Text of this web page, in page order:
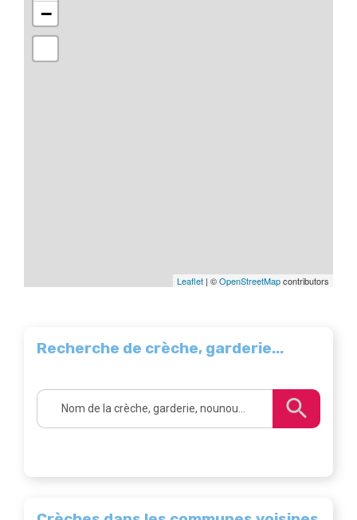
−
Leaflet | ©OpenStreetMapcontributors
Recherche de crèche, garderie...